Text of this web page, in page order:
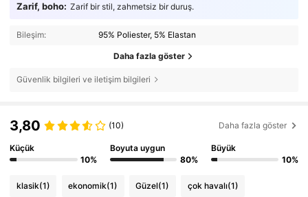
Zarif, boho: Zarif bir stil, zahmetsiz bir duruş.
Bileşim: 95% Poliester, 5% Elastan
Daha fazla göster
Güvenlik bilgileri ve iletişim bilgileri
3,80 (10) Daha fazla göster
Küçük
10%
Boyuta uygun
80%
Büyük
10%
klasik(1) ekonomik(1) Güzel(1) çok havalı(1)